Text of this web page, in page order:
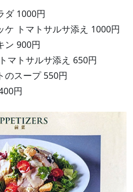
ダ 1000円
ケ トマトサルサ添え 1000円
ン 900円
マトサルサ添え 650円
のスープ 550円
円